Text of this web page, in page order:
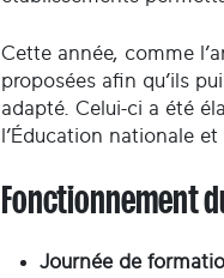
Cette année, comme
proposées afin qu’ils
adapté. Celui-ci a été
l’Éducation nationale
Fonctionnement
Journée de